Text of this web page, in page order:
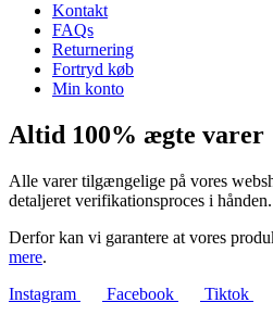
Kontakt
FAQs
Returnering
Fortryd køb
Min konto
Altid 100% ægte varer
Alle varer tilgængelige på vores
detaljeret verifikationsproces i hånden.
Derfor kan vi garantere at vores
mere.
Instagram
Facebook Tiktok